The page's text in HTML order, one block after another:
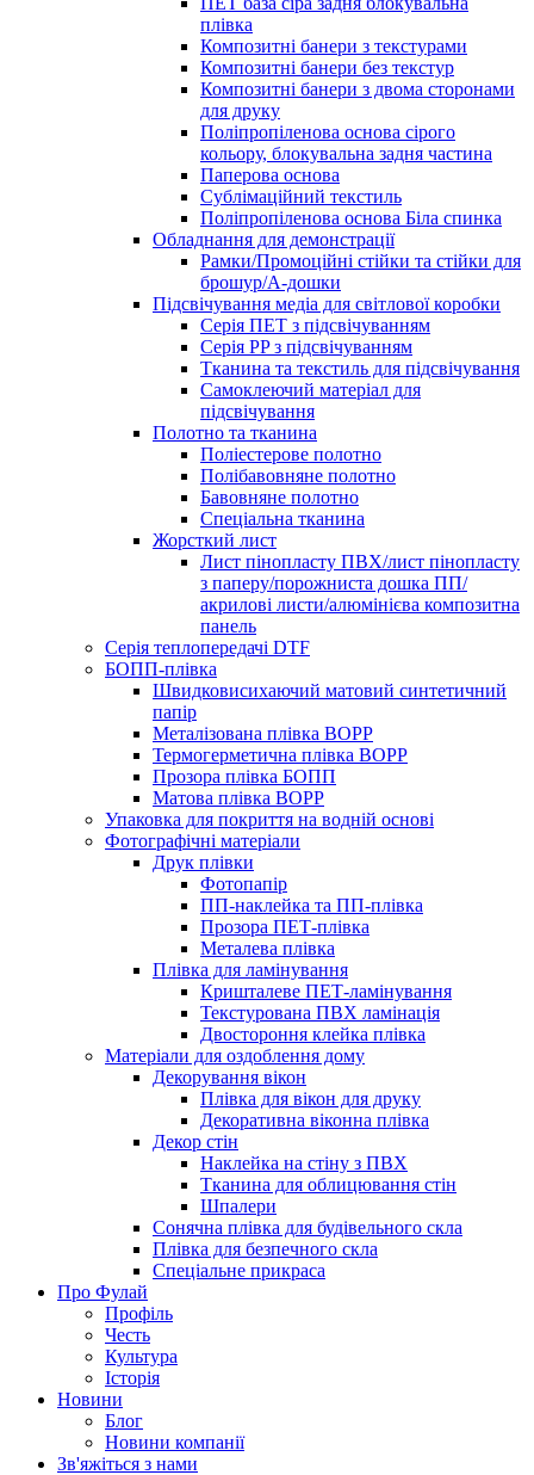
плівка
Композитні банери з текстурами
Композитні банери без текстур
Композитні банери з двома сторонами
для друку
Поліпропіленова основа сірого
кольору, блокувальна задня частина
Паперова основа
Сублімаційний текстиль
Поліпропіленова основа Біла спинка
Обладнання для демонстрації
Рамки/Промоційні стійки та стійки для
брошур/А-дошки
Підсвічування медіа для світлової коробки
Серія ПЕТ з підсвічуванням
Серія PP з підсвічуванням
Тканина та текстиль для підсвічування
Самоклеючий матеріал для
підсвічування
Полотно та тканина
Поліестерове полотно
Полібавовняне полотно
Бавовняне полотно
Спеціальна тканина
Жорсткий лист
Лист пінопласту ПВХ/лист пінопласту
з паперу/порожниста дошка ПП/
акрилові листи/алюмінієва композитна
панель
Серія теплопередачі DTF
БОПП-плівка
Швидковисихаючий матовий синтетичний
папір
Металізована плівка BOPP
Термогерметична плівка BOPP
Прозора плівка БОПП
Матова плівка BOPP
Упаковка для покриття на водній основі
Фотографічні матеріали
Друк плівки
Фотопапір
ПП-наклейка та ПП-плівка
Прозора ПЕТ-плівка
Металева плівка
Плівка для ламінування
Кришталеве ПЕТ-ламінування
Текстурована ПВХ ламінація
Двостороння клейка плівка
Матеріали для оздоблення дому
Декорування вікон
Плівка для вікон для друку
Декоративна віконна плівка
Декор стін
Наклейка на стіну з ПВХ
Тканина для облицювання стін
Шпалери
Сонячна плівка для будівельного скла
Плівка для безпечного скла
Спеціальне прикраса
Про Фулай
Профіль
Честь
Культура
Історія
Новини
Блог
Новини компанії
Зв'яжіться з нами